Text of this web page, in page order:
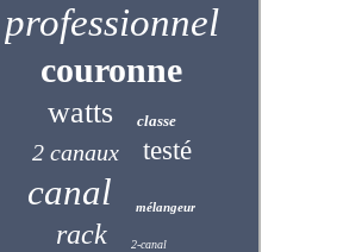
professionnel
couronne
watts classe
2 canaux testé
canal mélangeur
rack 2-canal